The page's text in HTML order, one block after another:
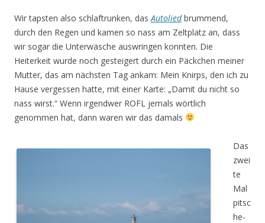
Wir tapsten also schlaftrunken, das Autolied brummend,
durch den Regen und kamen so nass am Zeltplatz an, dass
wir sogar die Unterwäsche auswringen konnten. Die
Heiterkeit wurde noch gesteigert durch ein Päckchen meiner
Mutter, das am nächsten Tag ankam: Mein Knirps, den ich zu
Hause vergessen hatte, mit einer Karte: „Damit du nicht so
nass wirst.“ Wenn irgendwer ROFL jemals wörtlich
genommen hat, dann waren wir das damals
Das
zwei
te
Mal
pitsc
he-